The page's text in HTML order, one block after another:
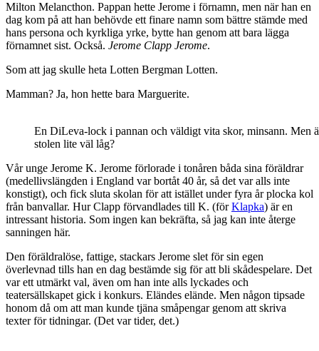
Milton Melancthon. Pappan hette Jerome i förnamn, men när han en
dag kom på att han behövde ett finare namn som bättre stämde med
hans persona och kyrkliga yrke, bytte han genom att bara lägga
förnamnet sist. Också. Jerome Clapp Jerome.
Som att jag skulle heta Lotten Bergman Lotten.
Mamman? Ja, hon hette bara Marguerite.
En DiLeva-lock i pannan och väldigt vita skor, minsann. Men
stolen lite väl låg?
Vår unge Jerome K. Jerome förlorade i tonåren båda sina föräldrar
(medellivslängden i England var bortåt 40 år, så det var alls inte
konstigt), och fick sluta skolan för att istället under fyra år plocka kol
från banvallar. Hur Clapp förvandlades till K. (förKlapka) är en
intressant historia. Som ingen kan bekräfta, så jag kan inte återge
sanningen här.
Den föräldralöse, fattige, stackars Jerome slet för sin egen
överlevnad tills han en dag bestämde sig för att bli skådespelare. Det
var ett utmärkt val, även om han inte alls lyckades och
teatersällskapet gick i konkurs. Eländes elände. Men någon tipsade
honom då om att man kunde tjäna småpengar genom att skriva
texter för tidningar. (Det var tider, det.)